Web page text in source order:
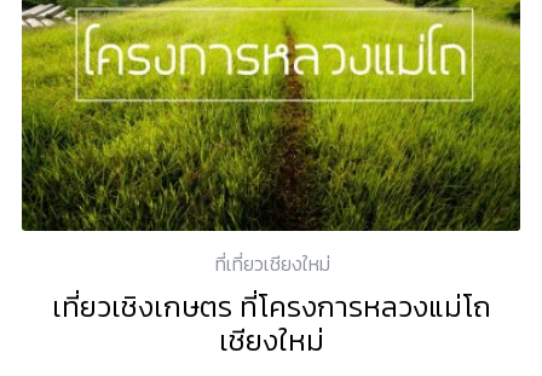
ที่เที่ยวเชียงใหม่
เที่ยวเชิงเกษตร ที่โครงการหลวงแม่โถ
เชียงใหม่